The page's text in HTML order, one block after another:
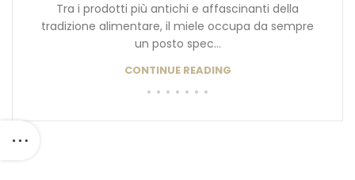
Tra i prodotti più antichi e affascinanti della
tradizione alimentare, il miele occupa da sempre
un posto spec...
CONTINUE READING